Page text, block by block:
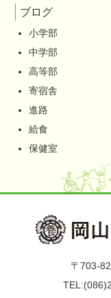
ブログ
小学部
中学部
高等部
寄宿舎
進路
給食
保健室
〒703-
TEL: